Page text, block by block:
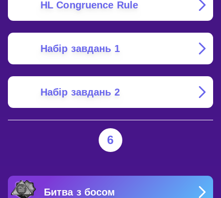
HL Congruence Rule
Набір завдань 1
Набір завдань 2
6
Битва з босом